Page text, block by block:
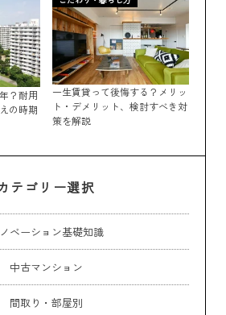
？耐用
の時期
一生賃貸って後悔する？メリッ
ト・デメリット、検討すべき対
策を解説
テゴリー選択
ベーション基礎知識
中古マンション
間取り・部屋別